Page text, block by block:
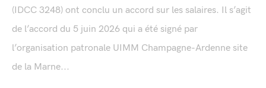
(IDCC 3248) ont conclu un accord sur les salaires. Il s’agit
de l’accord du 5 juin 2026 qui a été signé par
l’organisation patronale UIMM Champagne-Ardenne site
de la Marne...